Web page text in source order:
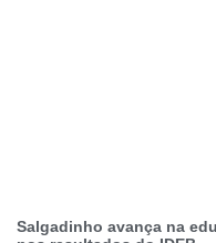
Salgadinho avança na